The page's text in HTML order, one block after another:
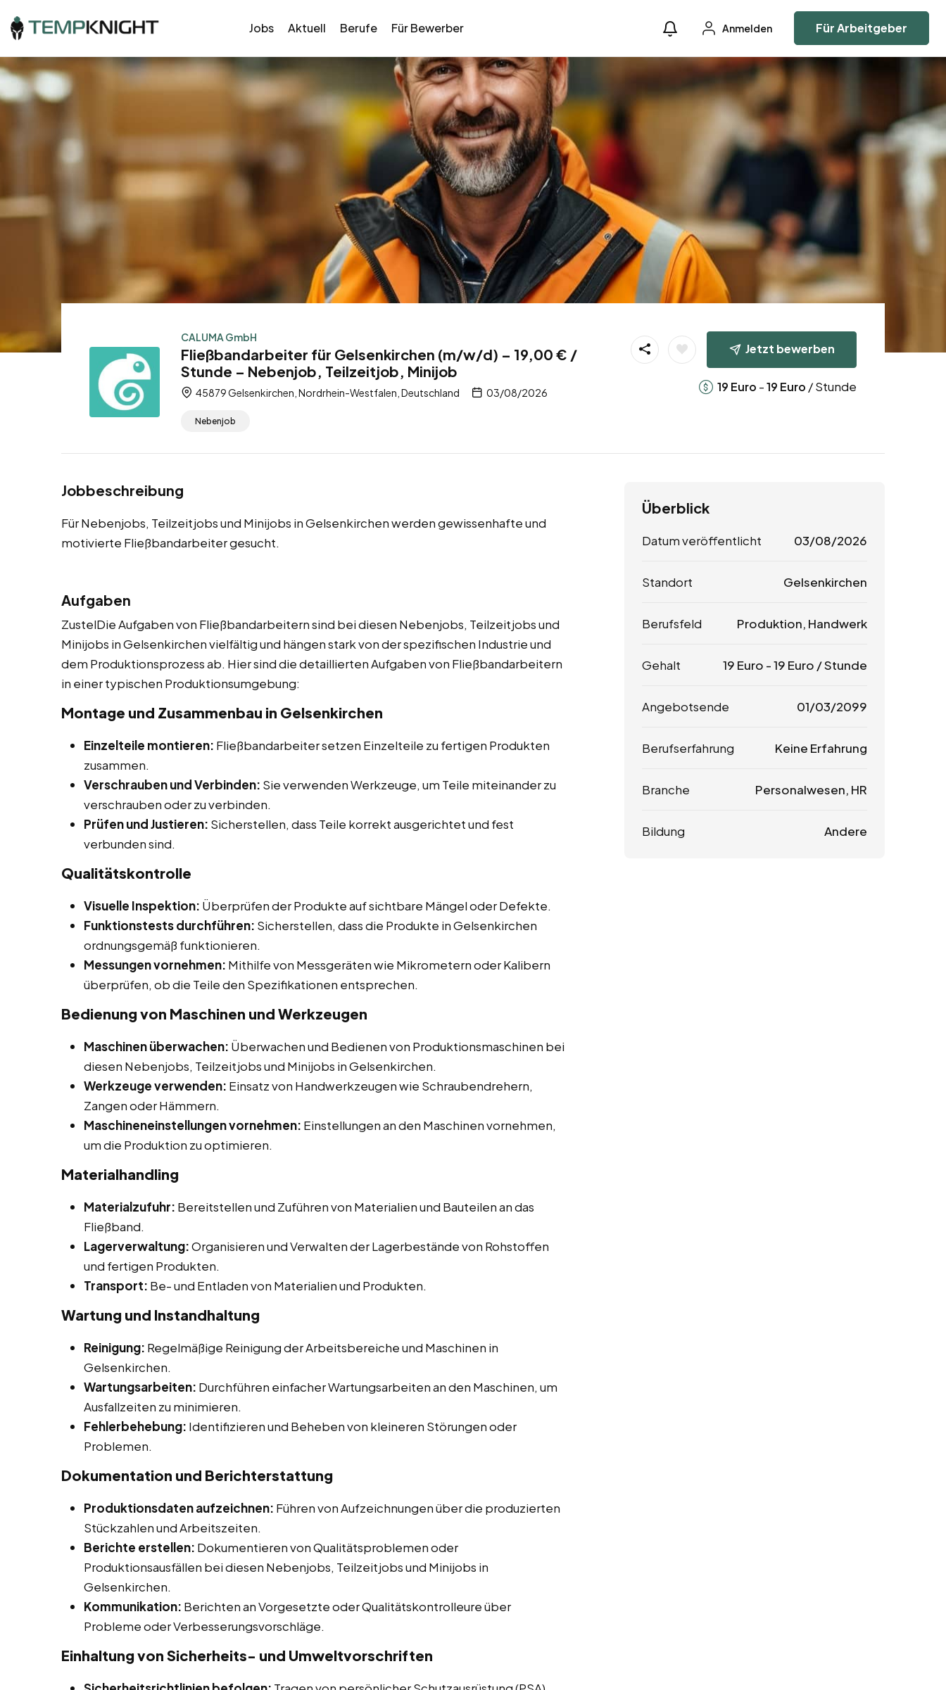
Jobs Aktuell Berufe Für Bewerber Anmelden Für Arbeitgeber
CALUMA GmbH
Fließbandarbeiter für Gelsenkirchen (m/w/d) – 19,00 € /
Stunde – Nebenjob, Teilzeitjob, Minijob
45879 Gelsenkirchen, Nordrhein-Westfalen, Deutschland 03/08/2026
Nebenjob
Jetzt bewerben
19 Euro -19 Euro / Stunde
Jobbeschreibung
Für Nebenjobs, Teilzeitjobs und Minijobs in Gelsenkirchen werden gewissenhafte und
motivierte Fließbandarbeiter gesucht.
Aufgaben
ZustelDie Aufgaben von Fließbandarbeitern sind bei diesen Nebenjobs, Teilzeitjobs und
Minijobs in Gelsenkirchen vielfältig und hängen stark von der spezifischen Industrie und
dem Produktionsprozess ab. Hier sind die detaillierten Aufgaben von Fließbandarbeitern
in einer typischen Produktionsumgebung:
Montage und Zusammenbau in Gelsenkirchen
Einzelteile montieren: Fließbandarbeiter setzen Einzelteile zu fertigen Produkten
zusammen.
Verschrauben und Verbinden: Sie verwenden Werkzeuge, um Teile miteinander zu
verschrauben oder zu verbinden.
Prüfen und Justieren: Sicherstellen, dass Teile korrekt ausgerichtet und fest
verbunden sind.
Qualitätskontrolle
Visuelle Inspektion: Überprüfen der Produkte auf sichtbare Mängel oder Defekte.
Funktionstests durchführen: Sicherstellen, dass die Produkte in Gelsenkirchen
ordnungsgemäß funktionieren.
Messungen vornehmen: Mithilfe von Messgeräten wie Mikrometern oder Kalibern
überprüfen, ob die Teile den Spezifikationen entsprechen.
Bedienung von Maschinen und Werkzeugen
Maschinen überwachen: Überwachen und Bedienen von Produktionsmaschinen bei
diesen Nebenjobs, Teilzeitjobs und Minijobs in Gelsenkirchen.
Werkzeuge verwenden: Einsatz von Handwerkzeugen wie Schraubendrehern,
Zangen oder Hämmern.
Maschineneinstellungen vornehmen: Einstellungen an den Maschinen vornehmen,
um die Produktion zu optimieren.
Materialhandling
Materialzufuhr: Bereitstellen und Zuführen von Materialien und Bauteilen an das
Fließband.
Lagerverwaltung:Organisieren und Verwalten der Lagerbestände von Rohstoffen
und fertigen Produkten.
Transport: Be- und Entladen von Materialien und Produkten.
Wartung und Instandhaltung
Reinigung: Regelmäßige Reinigung der Arbeitsbereiche und Maschinen in
Gelsenkirchen.
Wartungsarbeiten: Durchführen einfacher Wartungsarbeiten an den Maschinen, um
Ausfallzeiten zu minimieren.
Fehlerbehebung: Identifizieren und Beheben von kleineren Störungen oder
Problemen.
Dokumentation und Berichterstattung
Produktionsdaten aufzeichnen: Führen von Aufzeichnungen über die produzierten
Stückzahlen und Arbeitszeiten.
Berichte erstellen: Dokumentieren von Qualitätsproblemen oder
Produktionsausfällen bei diesen Nebenjobs, Teilzeitjobs und Minijobs in
Gelsenkirchen.
Kommunikation: Berichten an Vorgesetzte oder Qualitätskontrolleure über
Probleme oder Verbesserungsvorschläge.
Einhaltung von Sicherheits- und Umweltvorschriften
Überblick
Datum veröffentlicht 03/08/2026
Standort Gelsenkirchen
Berufsfeld Produktion, Handwerk
Gehalt 19 Euro -19 Euro / Stunde
Angebotsende 01/03/2099
Berufserfahrung Keine Erfahrung
Branche Personalwesen, HR
Bildung Andere